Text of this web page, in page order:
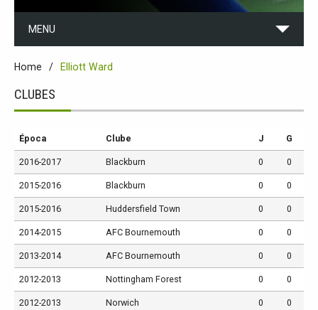
MENU
Home Elliott Ward
CLUBES
Época Clube J G
2016-2017 Blackburn 0 0
2015-2016 Blackburn 0 0
2015-2016 Huddersfield Town 0 0
2014-2015 AFC Bournemouth 0 0
2013-2014 AFC Bournemouth 0 0
2012-2013 Nottingham Forest 0 0
2012-2013 Norwich 0 0